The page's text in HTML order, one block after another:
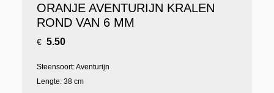
ORANJE AVENTURIJN KRALEN
ROND VAN 6 MM
€ 5.50
Steensoort: Aventurijn
Lengte: 38 cm